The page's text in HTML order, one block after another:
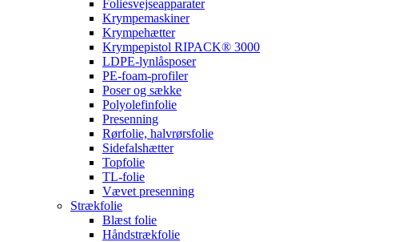
Foliesvejseapparater
Krympemaskiner
Krympehætter
Krympepistol RIPACK® 3000
LDPE-lynlåsposer
PE-foam-profiler
Poser og sække
Polyolefinfolie
Presenning
Rørfolie, halvrørsfolie
Sidefalshætter
Topfolie
TL-folie
Vævet presenning
Strækfolie
Blæst folie
Håndstrækfolie